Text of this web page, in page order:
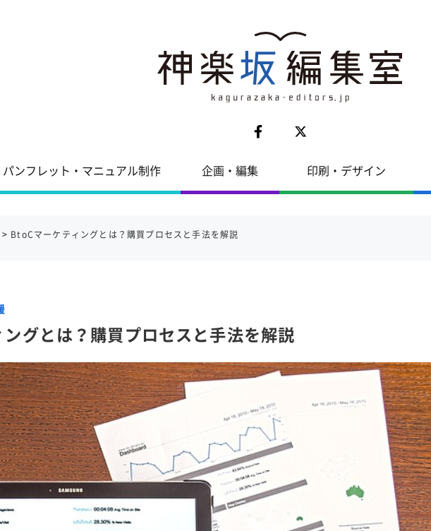
パンフレット・マニュアル制作 企画・編集 印刷・デザイン
> BtoCマーケティングとは？購買プロセスと手法を解説
グとは？購買プロセスと手法を解説